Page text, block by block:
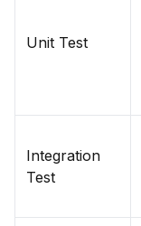
Unit Test
Integration
Test